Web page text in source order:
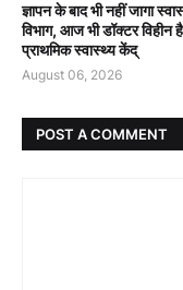
ज्ञापन के बाद भी नहीं जागा
विभाग, आज भी डॉक्टर विहीन
प्राथमिक स्वास्थ्य केंद्
August 06, 2026
POST A COMMENT